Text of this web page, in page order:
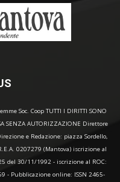
Soc. Coop TUTTI I DIRITTI SONO
SENZA AUTORIZZAZIONE Direttore
e Redazione: piazza Sordello,
0207279 (Mantova) iscrizione al
del 30/11/1992 - iscrizione al ROC:
- Pubblicazione online: ISSN 2465-